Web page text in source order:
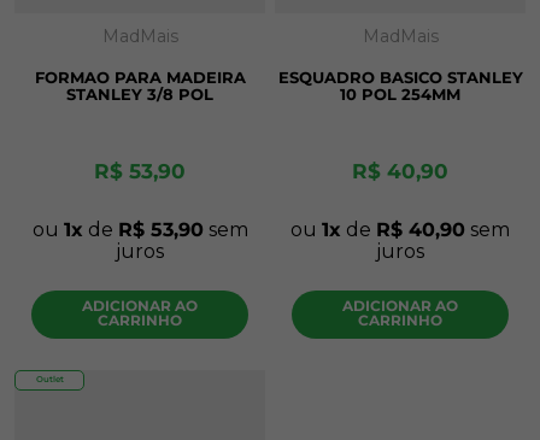
MadMais
FORMAO PARA MADEIRA
STANLEY 3/8 POL
R$ 53,90
ou 1 de R$ 53,90 sem
juros
ADICIONAR AO
CARRINHO
MadMais
ESQUADRO BASICO STANLEY
10 POL 254MM
R$ 40,90
ou 1 de R$ 40,90 sem
juros
ADICIONAR AO
CARRINHO
Outlet